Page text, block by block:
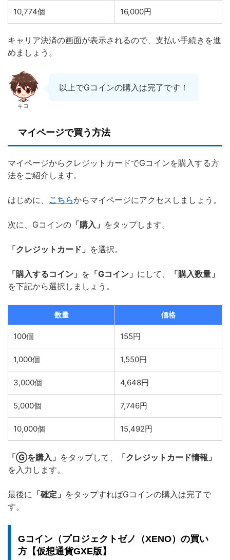
10,774個 16,000円
キャリア決済の画面が表示されるので、支払い手続きを進
めましょう。
キヨ
以上でGコインの購入は完了です！
マイページで買う方法
マイページからクレジットカードでGコインを購入する方
法をご紹介します。
はじめに、 こちらからマイページにアクセスしましょう。
次に、Gコインの 「購入」 をタップします。
「クレジットカード」 を選択。
「購入するコイン」 を 「Gコイン」 にして、
「購入数量」
を下記から選択しましょう。
数量 価格
100個 155円
1,000個 1,550円
3,000個 4,648円
5,000個 7,746円
10,000個 15,492円
「Ⓖを購入」 をタップして、
「クレジットカード情報」
を入力します。
最後に 「確定」 をタップすればGコインの購入は完了で
す。
Gコイン（プロジェクトゼノ（XENO）の買い
方【仮想通貨GXE版】